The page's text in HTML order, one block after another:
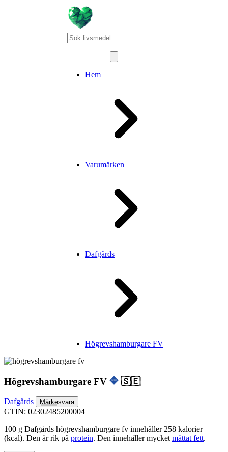
Hem
Varumärken
Dafgårds
Högrevshamburgare FV
Högrevshamburgare FV 🇸🇪
Dafgårds Märkesvara
GTIN: 02302485200004
100 g Dafgårds högrevshamburgare fv innehåller 258 kalorier
(kcal). Den är rik på protein. Den innehåller mycketmättat fett.